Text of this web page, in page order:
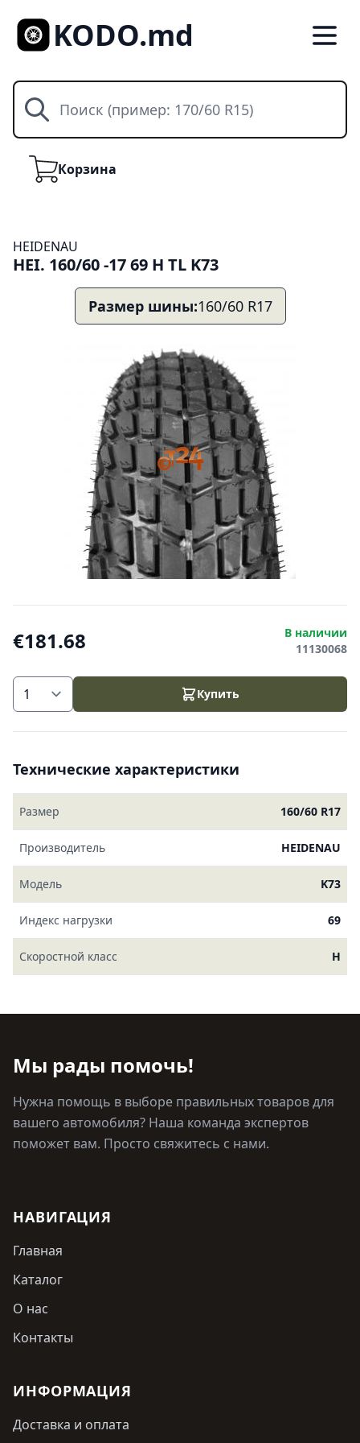
KODO.md
Поиск
КорзинаКорзина
HEIDENAU
HEI. 160/60 -17 69 H TL K73
Размер шины:160/60 R17
€181.68
В наличии
11130068
Купить
Технические характеристики
Размер 160/60 R17
Производитель HEIDENAU
Модель K73
Индекс нагрузки 69
Скоростной класс H
Мы рады помочь!
Нужна помощь в выборе правильных товаров для
вашего автомобиля? Наша команда экспертов
поможет вам. Просто свяжитесь с нами.
НАВИГАЦИЯ
Главная
Каталог
О нас
Контакты
ИНФОРМАЦИЯ
Доставка и оплата